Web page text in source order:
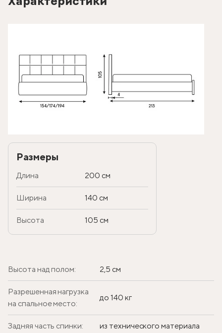
Размеры
Длина 200 см
Ширина 140 см
Высота 105 см
Высота над полом: 2,5 см
Разрешенная нагрузка
на спальное место:
до 140 кг
Задняя часть спинки: из технического материала